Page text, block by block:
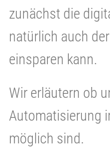
zunächst die
natürlich auch
einsparen kann.
Wir erläutern ob
Automatisierung
möglich sind.